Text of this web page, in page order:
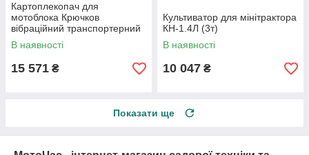
Картоплекопач для
мотоблока Крючков
вібраційний транспортерний
Zirka-61 (КК10)
В наявності
15 571 ₴
Культиватор для мінітрактора
КН-1.4Л (3т)
В наявності
10 047 ₴
Показати ще